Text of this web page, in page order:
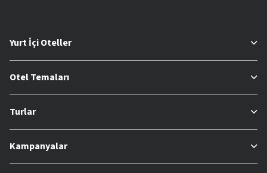
Yurt İçi Oteller
Otel Temaları
Turlar
Kampanyalar